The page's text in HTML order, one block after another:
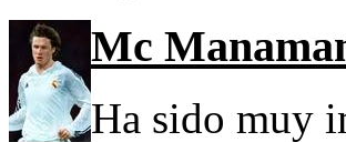
Mc
Ha sido muy